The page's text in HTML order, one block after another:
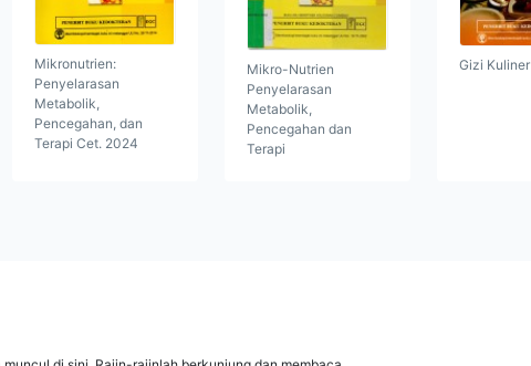
Mikronutrien:
Penyelarasan
Metabolik,
Pencegahan, dan
Terapi Cet. 2024
Mikro-Nutrien
Penyelarasan
Metabolik,
Pencegahan dan
Terapi
Gizi Kuliner